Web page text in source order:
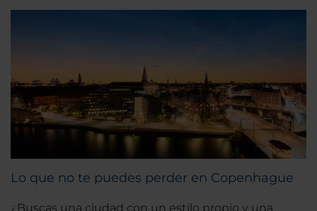
Lo que no te puedes perder en Copenhague
¿Buscas una ciudad con un estilo propio y una